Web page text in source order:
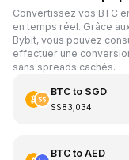
Convertissez vos BTC
en temps réel. Grâce
Bybit, vous pouvez
effectuer une
sans spreads cachés.
BTCto SGD
S$83,034
BTCto AED